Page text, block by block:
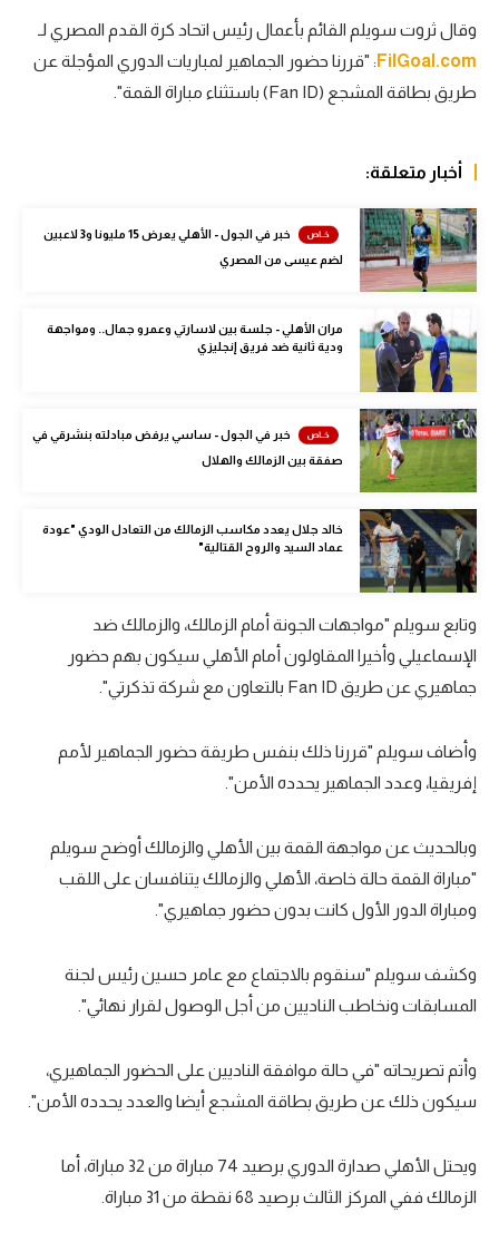
أمم إفريقيا
كرة السلة الأمريكية
كرة طائرة
الوطن العربي
في المونديال
رياضة نسائية
آسيا
أمريكا
ركن الألعاب
أقسام خاصة
ميركاتو
تحقيق في الجول
تقرير في الجول
تحليل في الجول
كويز في الجول
فيديو في الجول
وقال ثروت سويلم القائم بأعمال رئيس اتحاد كرة القدم المصري لـ
FilGoal.com : "قررنا حضور الجماهير لمباريات الدوري المؤجلة عن
طريق بطاقة المشجع (Fan ID) باستثناء مباراة القمة".
أخبار متعلقة:
خبر في الجول - الأهلي يعرض 15 مليونا و3 لاعبين
لضم عيسى من المصري
مران الأهلي - جلسة بين لاسارتي وعمرو جمال.. ومواجهة
ودية ثانية ضد فريق إنجليزي
خبر في الجول - ساسي يرفض مبادلته بنشرقي في
صفقة بين الزمالك والهلال
خالد جلال يعدد مكاسب الزمالك من التعادل الودي "عودة
عماد السيد والروح القتالية"
وتابع سويلم "مواجهات الجونة أمام الزمالك، والزمالك ضد
الإسماعيلي وأخيرا المقاولون أمام الأهلي سيكون بهم حضور
جماهيري عن طريق Fan ID بالتعاون مع شركة تذكرتي".
وأضاف سويلم "قررنا ذلك بنفس طريقة حضور الجماهير لأمم
إفريقيا، وعدد الجماهير يحدده الأمن".
وبالحديث عن مواجهة القمة بين الأهلي والزمالك أوضح سويلم
"مباراة القمة حالة خاصة، الأهلي والزمالك يتنافسان على اللقب
ومباراة الدور الأول كانت بدون حضور جماهيري".
وكشف سويلم "سنقوم بالاجتماع مع عامر حسين رئيس لجنة
المسابقات ونخاطب الناديين من أجل الوصول لقرار نهائي".
وأتم تصريحاته "في حالة موافقة الناديين على الحضور الجماهيري،
سيكون ذلك عن طريق بطاقة المشجع أيضا والعدد يحدده الأمن".
ويحتل الأهلي صدارة الدوري برصيد 74 مباراة من 32 مباراة، أما
الزمالك ففي المركز الثالث برصيد 68 نقطة من 31 مباراة.